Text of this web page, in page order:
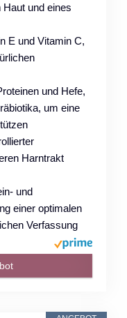
und eines
E und Vitamin C,
und Hefe,
um eine
Harntrakt
und
einer optimalen
Verfassung